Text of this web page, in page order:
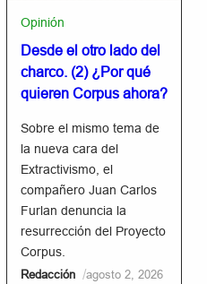
Opinión
Desde el otro lado del
charco. (2) ¿Por qué
quieren Corpus ahora?
Sobre el mismo tema de
la nueva cara del
Extractivismo, el
compañero Juan Carlos
Furlan denuncia la
resurrección del Proyecto
Corpus.
Redacción /agosto 2, 2026